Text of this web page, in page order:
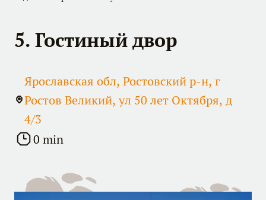
5. Гостиный двор
Ярославская обл, Ростовский р-н, г
Ростов Великий, ул 50 лет Октября, д
4/3
0 min